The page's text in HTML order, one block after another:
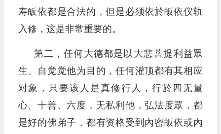
寿皈依都是合法的，但是必须依於皈依仪轨
入修，这是非常重要的。
第二，任何大德都是以大悲菩提利益眾
生、自觉觉他为目的，任何灌顶都有其相应
对象，只要该人是真修行人，行於四无量
心、十善、六度，无私利他，弘法度眾，都
是好的佛弟子，都有资格受到內密皈依或內